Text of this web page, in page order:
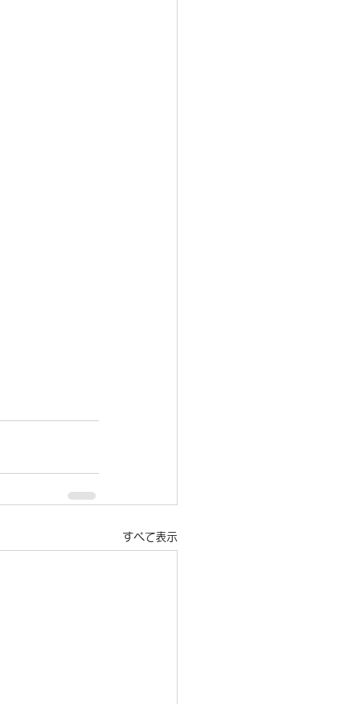
すべて表示